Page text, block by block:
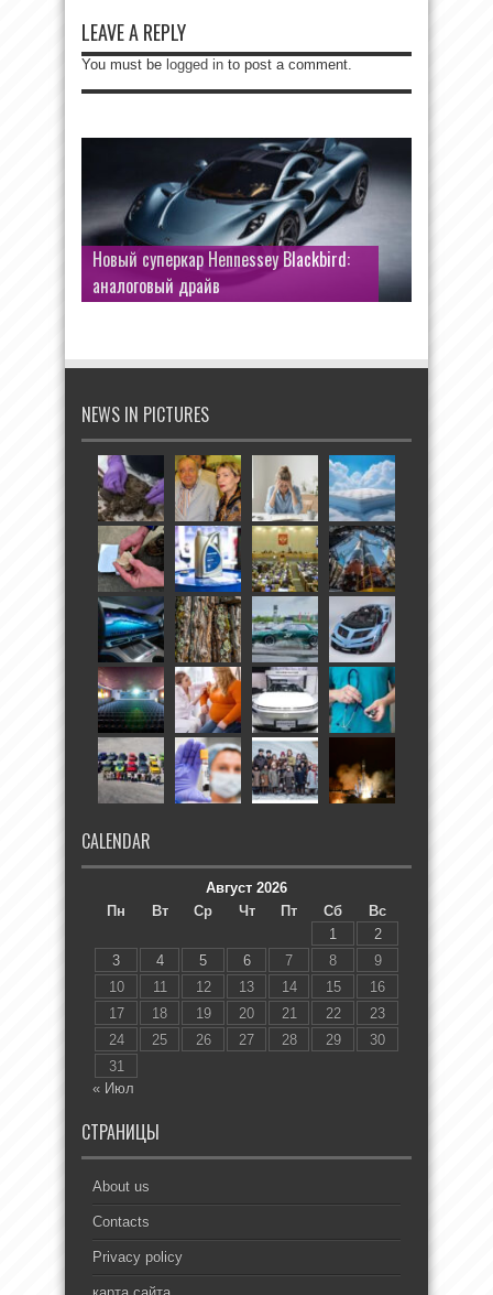
LEAVE A REPLY
You must be logged in to post a comment.
Новый суперкар Hennessey Blackbird:
аналоговый драйв
NEWS IN PICTURES
CALENDAR
Август 2026
Пн
Вт Ср Чт Пт Сб
Вс
1
2
3
4 5 6 7 8
9
10
11 12 13 14 15
16
17
18 19 20 21 22
23
24
25 26 27 28 29
30
31
« Июл
СТРАНИЦЫ
About us
Contacts
Privacy policy
карта сайта